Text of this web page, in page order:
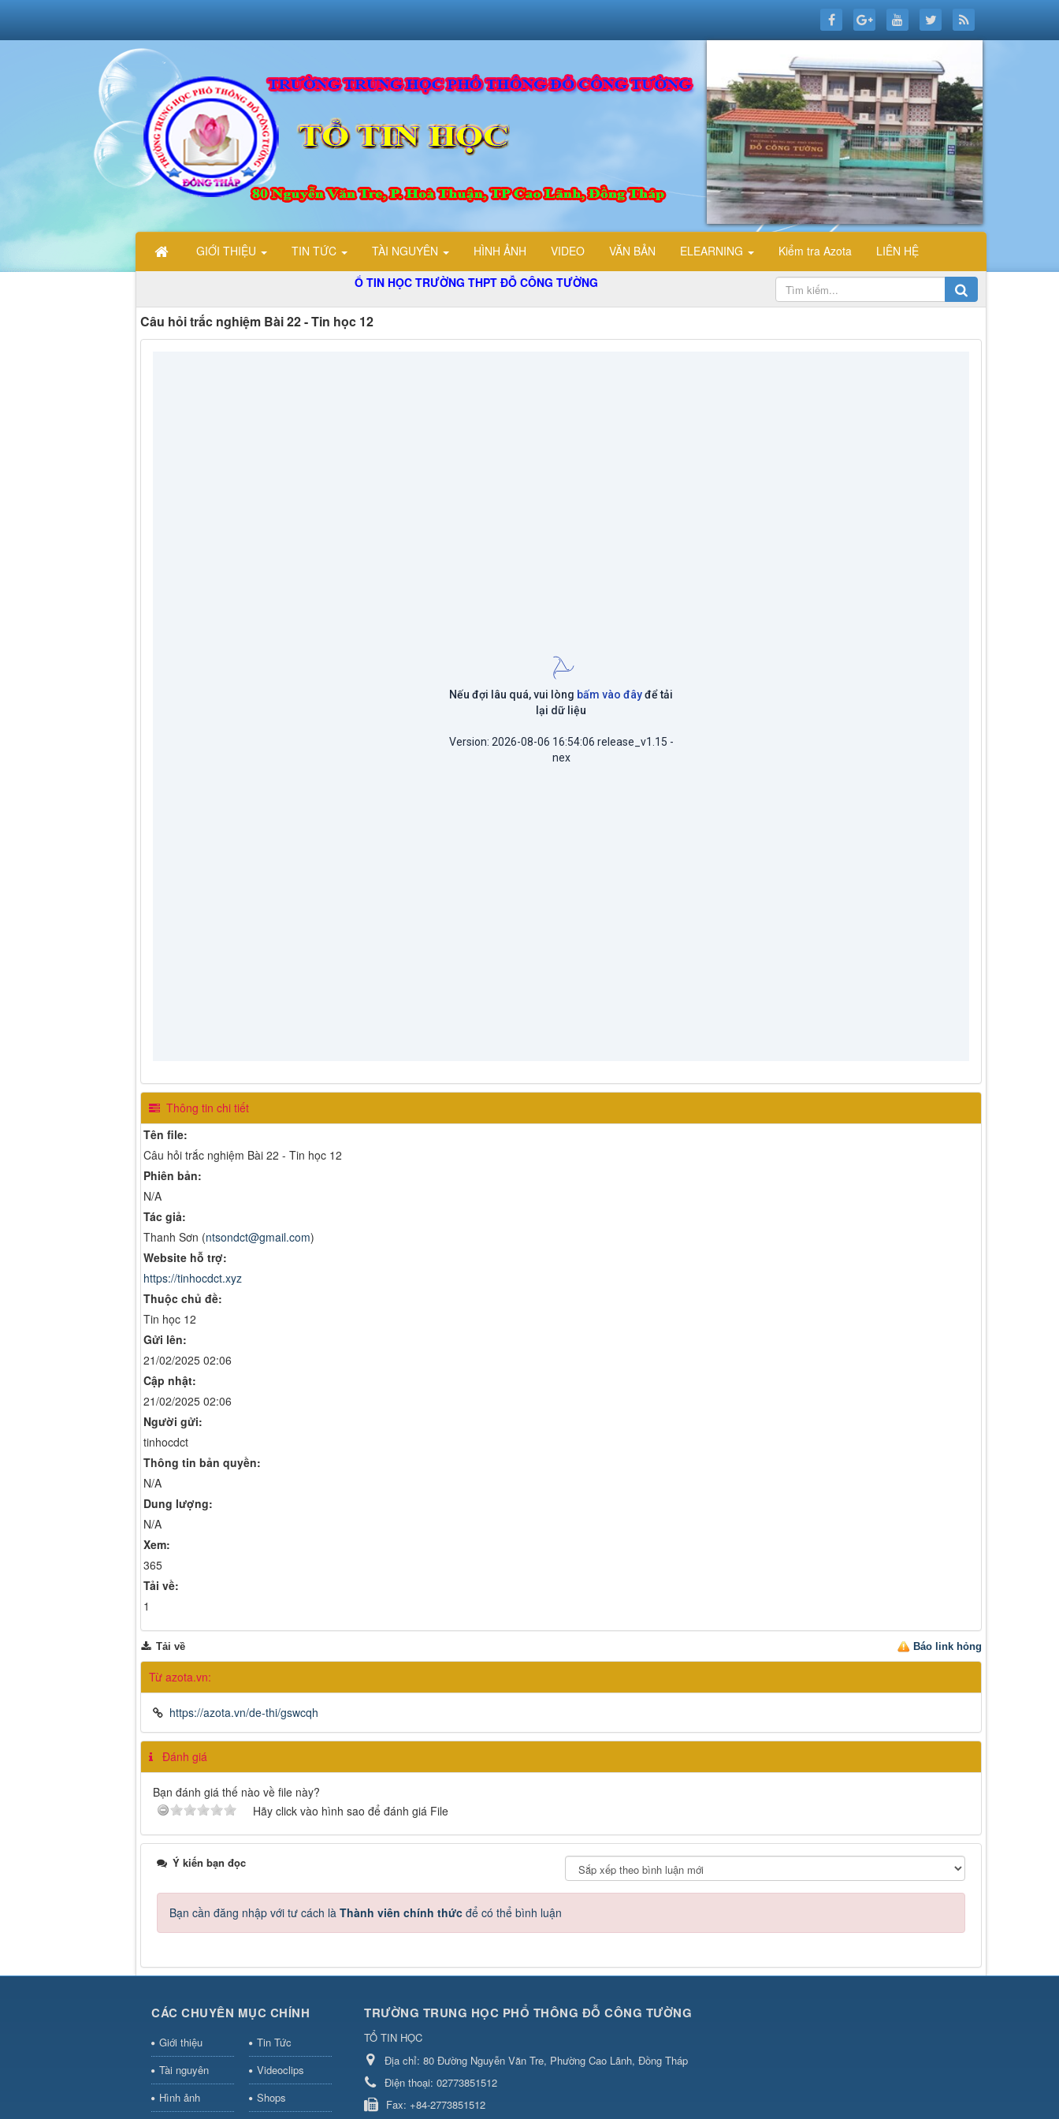
GIỚI THIỆU TIN TỨC TÀI NGUYÊN HÌNH ẢNH VIDEO VĂN BẢN ELEARNING Kiểm tra Azota
LIÊN HỆ
MỪNG CÁC BẠN ĐẾN VỚI TRANG THÔNG TIN ĐIỆN TỬ TỔ TIN HỌC TRƯỜNG THPT ĐỖ CÔNG TƯỜNG
Câu hỏi trắc nghiệm Bài 22 - Tin học 12
Thông tin chi tiết
Tên file:
Câu hỏi trắc nghiệm Bài 22 - Tin học 12
Phiên bản:
N/A
Tác giả:
Thanh Sơn (ntsondct@gmail.com)
Website hỗ trợ:
https://tinhocdct.xyz
Thuộc chủ đề:
Tin học 12
Gửi lên:
21/02/2025 02:06
Cập nhật:
21/02/2025 02:06
Người gửi:
tinhocdct
Thông tin bản quyền:
N/A
Dung lượng:
N/A
Xem:
365
Tải về:
1
Báo link hỏng
Tải về
Từ azota.vn:
https://azota.vn/de-thi/gswcqh
Đánh giá
Bạn đánh giá thế nào về file này?
Hãy click vào hình sao để đánh giá File
Ý kiến bạn đọc
Bạn cần đăng nhập với tư cách là Thành viên chính thức để có thể bình luận
CÁC CHUYÊN MỤC CHÍNH
Giới thiệu
Tin Tức
Tài nguyên
Videoclips
Hình ảnh
Shops
TRƯỜNG TRUNG HỌC PHỔ THÔNG ĐỖ CÔNG TƯỜNG
TỔ TIN HỌC
Địa chỉ: 80 Đường Nguyễn Văn Tre, Phường Cao Lãnh, Đồng Tháp
Điện thoại: 02773851512
Fax: +84-2773851512